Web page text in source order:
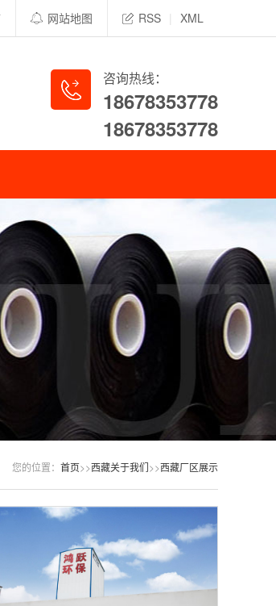
网站地图 RSS XML
咨询热线：
18678353778
18678353778
您的位置： 首页>>西藏关于我们>>西藏厂区展示